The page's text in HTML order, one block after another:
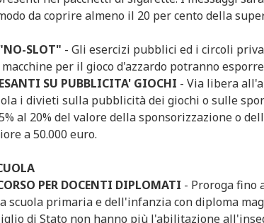
da coprire almeno il 20 per cento della
SLOT" - Gli esercizi pubblici ed i circoli
per il gioco d'azzardo potranno
SU PUBBLICITA' GIOCHI - Via libera
i divieti sulla pubblicità dei giochi o sulle
al 20% del valore della sponsorizzazione o
a 50.000 euro.
PER DOCENTI DIPLOMATI - Proroga fino
scuola primaria e dell'infanzia con diploma
di Stato non hanno più l'abilitazione